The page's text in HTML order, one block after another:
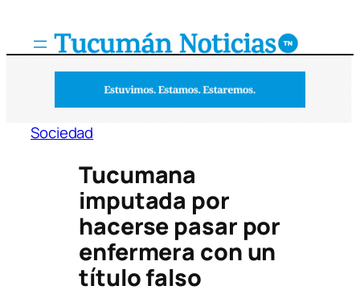
Sociedad
Tucumana
imputada por
hacerse pasar por
enfermera con un
título falso